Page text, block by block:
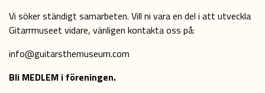
Vi söker ständigt samarbeten. Vill ni vara en del i att utveckla
Gitarrmuseet vidare, vänligen kontakta oss på:
info@guitarsthemuseum.com
Bli MEDLEM i föreningen.